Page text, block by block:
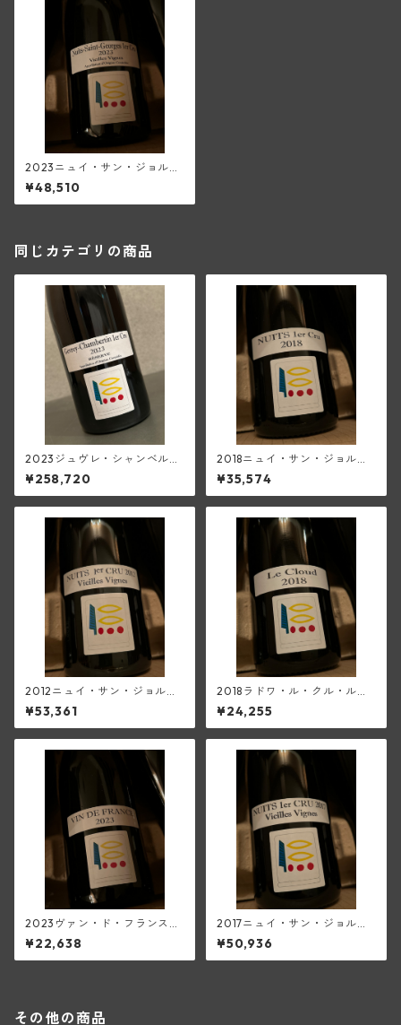
2023ニュイ・サン・ジョルジ
ュ1級V.V.(プリューレ・ロック)
¥48,510
同じカテゴリの商品
2023ジュヴレ・シャンベルタ
ン1級レゼルヴ(プリューレ・ロ
ック)
¥258,720
2018ニュイ・サン・ジョルジ
ュ1級(プリューレ・ロック)
¥35,574
2012ニュイ・サン・ジョルジ
ュ1級V.V.(プリューレ・ロック)
¥53,361
2018ラドワ・ル・クル・ルー
ジュ(プリューレ・ロック)
¥24,255
2023ヴァン・ド・フランス・
ピノ・ノワール(プリューレ・
ロック)
¥22,638
2017ニュイ・サン・ジョルジ
ュ1級V.V.(プリューレ・ロック)
¥50,936
その他の商品